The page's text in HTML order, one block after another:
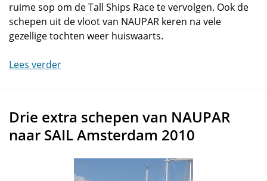
ruime sop om de Tall Ships Race te vervolgen. Ook de
schepen uit de vloot van NAUPAR keren na vele
gezellige tochten weer huiswaarts.
Lees verder
Drie extra schepen van NAUPAR
naar SAIL Amsterdam 2010